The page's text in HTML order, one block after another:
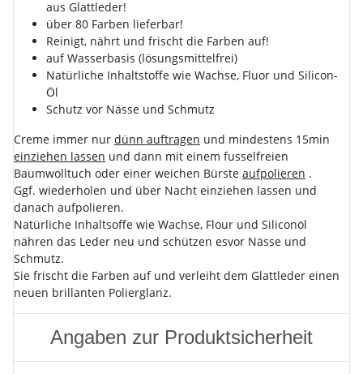
aus Glattleder!
über 80 Farben lieferbar!
Reinigt, nährt und frischt die Farben auf!
auf Wasserbasis (lösungsmittelfrei)
Natürliche Inhaltstoffe wie Wachse, Fluor und Silicon-
Öl
Schutz vor Nässe und Schmutz
Creme immer nur dünn auftragen und mindestens 15min
einziehen lassen und dann mit einem fusselfreien
Baumwolltuch oder einer weichen Bürste aufpolieren .
Ggf. wiederholen und über Nacht einziehen lassen und
danach aufpolieren.
Natürliche Inhaltsoffe wie Wachse, Flour und Siliconöl
nähren das Leder neu und schützen esvor Nässe und
Schmutz.
Sie frischt die Farben auf und verleiht dem Glattleder einen
neuen brillanten Polierglanz.
Angaben zur Produktsicherheit